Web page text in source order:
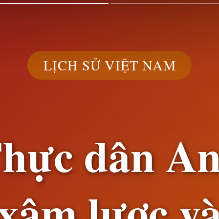
LỊCH SỬ VIỆT NAM
dân